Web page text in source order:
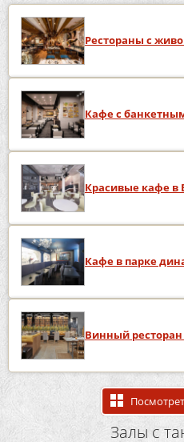
Рестораны с
Кафе с
Красивые кафе в
Кафе в парке
Винный
Залы с